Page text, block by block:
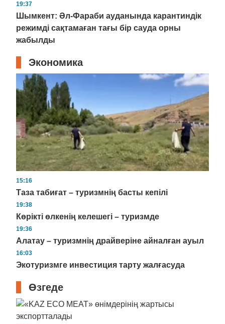
19:37
Шымкент: Әл-Фараби ауданында карантиндік
режимді сақтамаған тағы бір сауда орны
жабылды
Экономика
15:16
Таза табиғат – туризмнің басты кепілі
19:38
Көрікті өлкенің келешегі – туризмде
19:36
Алатау – туризмнің драйверіне айналған ауыл
16:03
Экотуризмге инвестиция тарту жалғасуда
Өзгеде